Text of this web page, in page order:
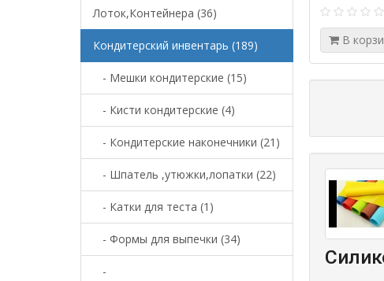
Лоток,Контейнера (36)
Кондитерский инвентарь (189)
- Мешки кондитерские (15)
- Кисти кондитерские (4)
- Кондитерские наконечники (21)
- Шпатель ,утюжки,лопатки (22)
- Катки для теста (1)
- Формы для выпечки (34)
-
В